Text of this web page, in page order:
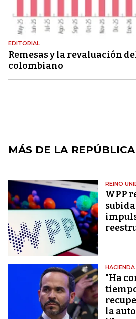
EDITORIAL
Remesas y la revaluación
colombiano
MÁS DE LA REPÚBLICA
REINO
WPP
HACIENDA
"Ha
la